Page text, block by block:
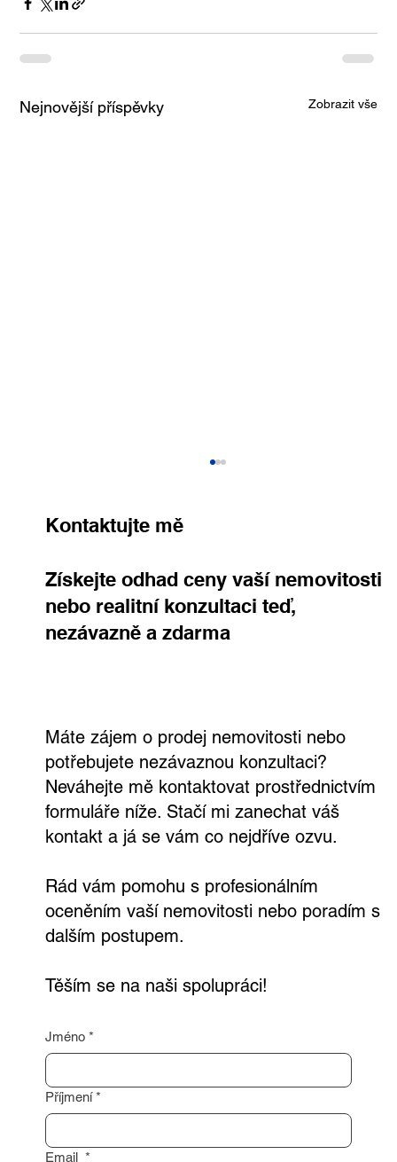
Nejnovější příspěvky Zobrazit vše
Kontaktujte mě
Získejte odhad ceny vaší nemovitosti
nebo realitní konzultaci teď,
nezávazně a zdarma
Máte zájem o prodej nemovitosti nebo
potřebujete nezávaznou konzultaci?
Neváhejte mě kontaktovat prostřednictvím
formuláře níže. Stačí mi zanechat váš
kontakt a já se vám co nejdříve ozvu.
Rád vám pomohu s profesionálním
oceněním vaší nemovitosti nebo poradím s
dalším postupem.
Těším se na naši spolupráci!
Jméno *
Příjmení *
Email *